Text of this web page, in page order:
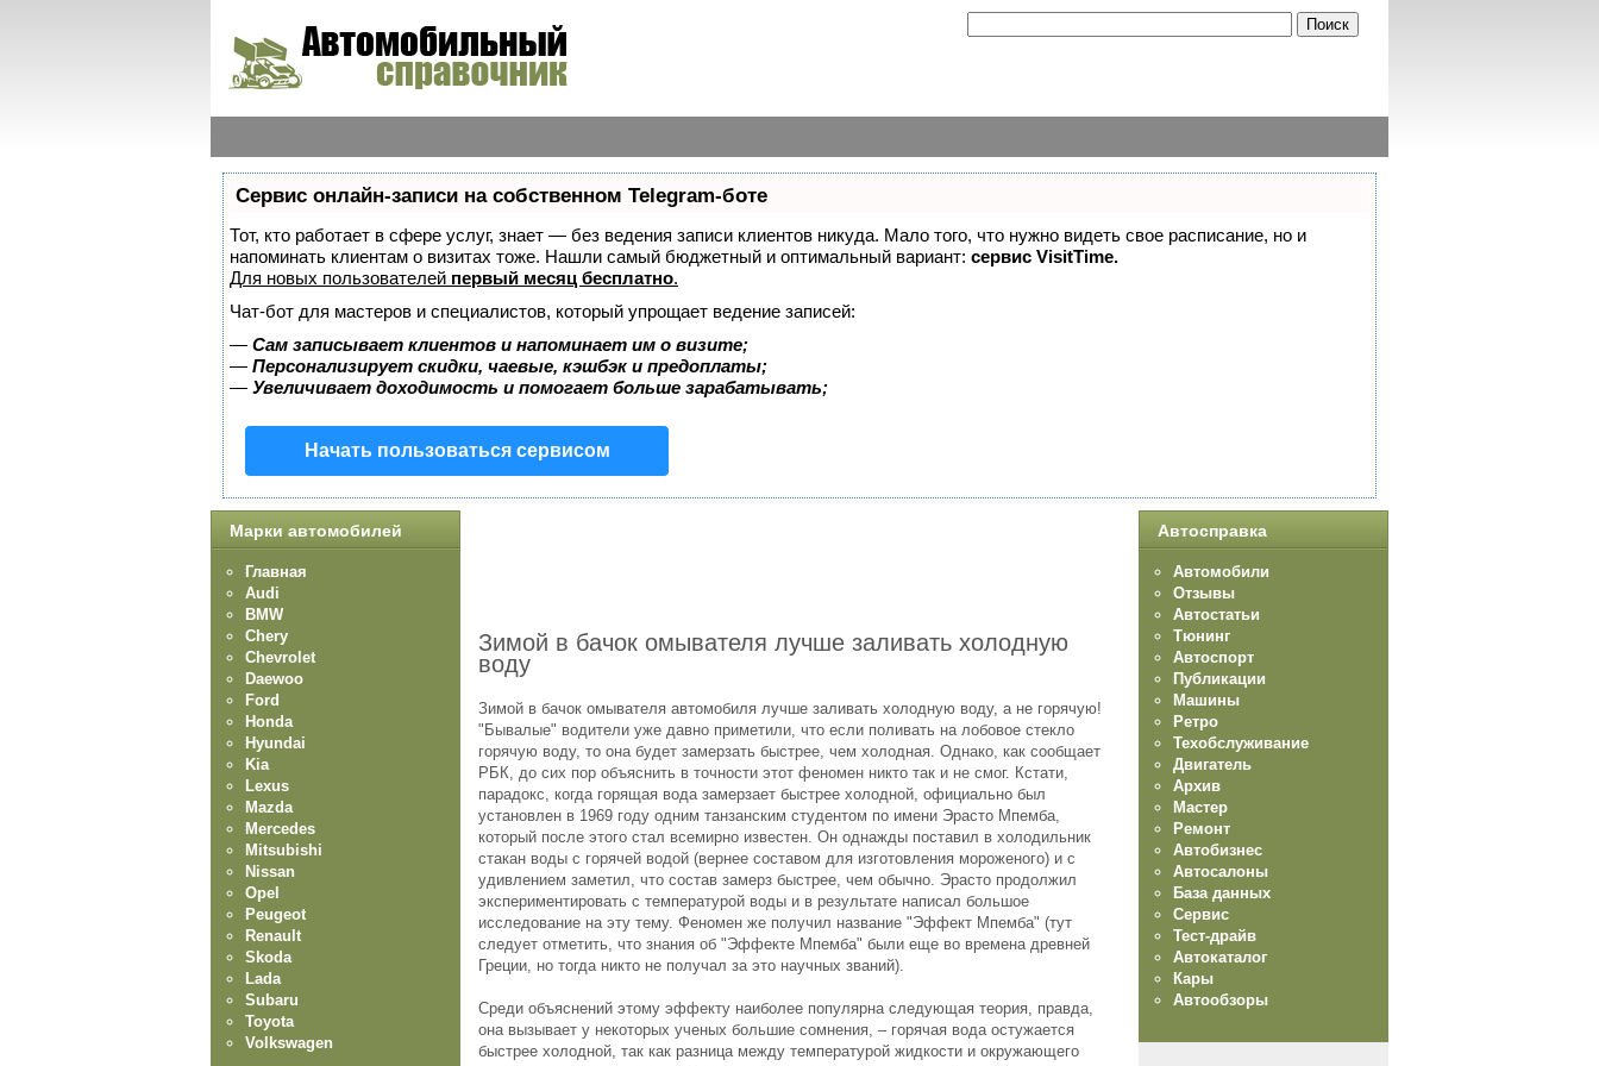
Сервис онлайн-записи на собственном Telegram-боте
Тот, кто работает в сфере услуг, знает — без ведения записи клиентов никуда. Мало того, что нужно видеть свое расписание, но и
напоминать клиентам о визитах тоже. Нашли самый бюджетный и оптимальный вариант: сервис VisitTime.
Для новых пользователей первый месяц бесплатно.
Чат-бот для мастеров и специалистов, который упрощает ведение записей:
— Сам записывает клиентов и напоминает им о визите;
— Персонализирует скидки, чаевые, кэшбэк и предоплаты;
— Увеличивает доходимость и помогает больше зарабатывать;
Начать пользоваться сервисом
Зимой в бачок омывателя лучше заливать холодную
воду
Зимой в бачок омывателя автомобиля лучше заливать холодную воду, а не горячую!
"Бывалые" водители уже давно приметили, что если поливать на лобовое стекло
горячую воду, то она будет замерзать быстрее, чем холодная. Однако, как сообщает
РБК, до сих пор объяснить в точности этот феномен никто так и не смог. Кстати,
парадокс, когда горящая вода замерзает быстрее холодной, официально был
установлен в 1969 году одним танзанским студентом по имени Эрасто Мпемба,
который после этого стал всемирно известен. Он однажды поставил в холодильник
стакан воды с горячей водой (вернее составом для изготовления мороженого) и с
удивлением заметил, что состав замерз быстрее, чем обычно. Эрасто продолжил
экспериментировать с температурой воды и в результате написал большое
исследование на эту тему. Феномен же получил название "Эффект Мпемба" (тут
следует отметить, что знания об "Эффекте Мпемба" были еще во времена древней
Греции, но тогда никто не получал за это научных званий).
Среди объяснений этому эффекту наиболее популярна следующая теория, правда,
она вызывает у некоторых ученых большие сомнения, – горячая вода остужается
быстрее холодной, так как разница между температурой жидкости и окружающего
Марки автомобилей
Главная
Audi
BMW
Chery
Chevrolet
Daewoo
Ford
Honda
Hyundai
Kia
Lexus
Mazda
Mercedes
Mitsubishi
Nissan
Opel
Peugeot
Renault
Skoda
Lada
Subaru
Toyota
Volkswagen
Автосправка
Автомобили
Отзывы
Автостатьи
Тюнинг
Автоспорт
Публикации
Машины
Ретро
Техобслуживание
Двигатель
Архив
Мастер
Ремонт
Автобизнес
Автосалоны
База данных
Сервис
Тест-драйв
Автокаталог
Кары
Автообзоры